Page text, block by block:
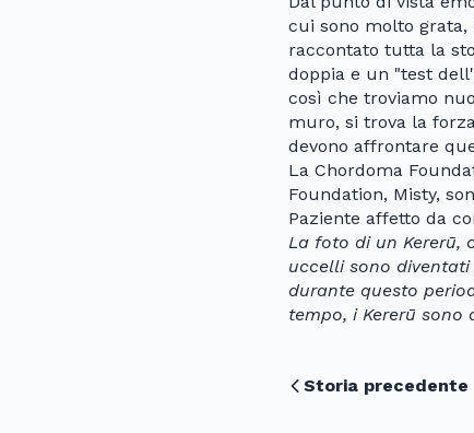
cui sono molto
raccontato tutta la
doppia e un "test
così che troviamo
muro, si trova la
devono affrontare
La Chordoma
Foundation, Misty,
Paziente affetto da
La foto di un Kererū,
uccelli sono
durante questo
tempo, i Kererū
Storia precedente